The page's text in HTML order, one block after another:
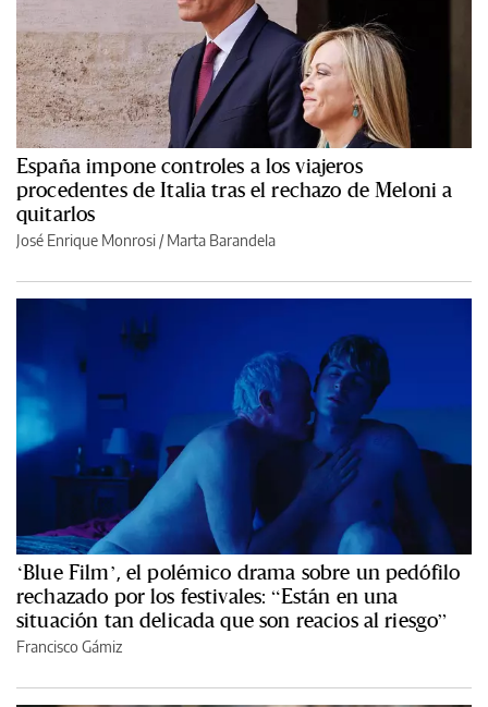
España impone controles a los viajeros
procedentes de Italia tras el rechazo de Meloni a
quitarlos
José Enrique Monrosi / Marta Barandela
‘Blue Film’, el polémico drama sobre un pedófilo
rechazado por los festivales: “Están en una
situación tan delicada que son reacios al riesgo”
Francisco Gámiz